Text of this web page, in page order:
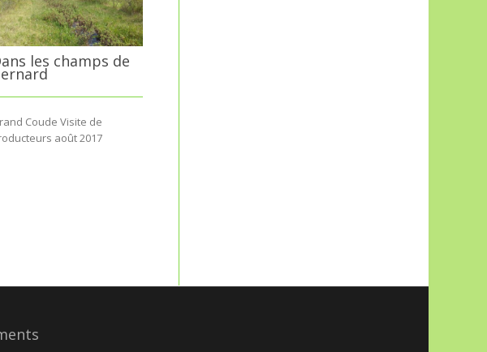
les champs de
Coude Visite de
août 2017